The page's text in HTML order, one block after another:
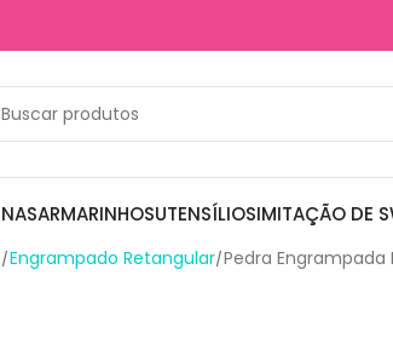
ARMARINHOSUTENSÍLIOSIMITAÇÃO DE
Engrampado Retangular Pedra